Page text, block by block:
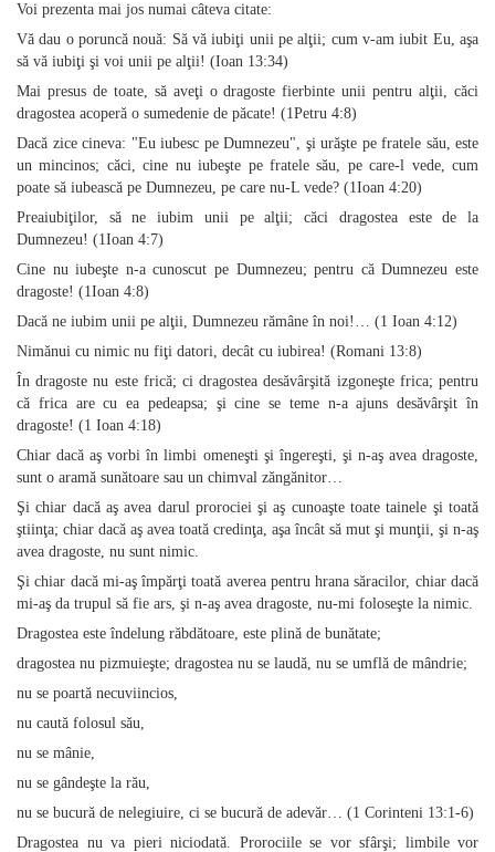
Voi prezenta mai jos numai câteva citate:
Vă dau o poruncă nouă: Să vă iubiţi unii pe alţii; cum v‑am iubit Eu, aşa
să vă iubiţi şi voi unii pe alţii! (Ioan 13:34)
Mai presus de toate, să aveţi o dragoste fierbinte unii pentru alţii, căci
dragostea acoperă o sumedenie de păcate! (1Petru 4:8)
Dacă zice cineva: "Eu iubesc pe Dumnezeu", şi urăşte pe fratele său, este
un mincinos; căci, cine nu iubeşte pe fratele său, pe care‑l vede, cum
poate să iubească pe Dumnezeu, pe care nu‑L vede? (1Ioan 4:20)
Preaiubiţilor, să ne iubim unii pe alţii; căci dragostea este de la
Dumnezeu! (1Ioan 4:7)
Cine nu iubeşte n‑a cunoscut pe Dumnezeu; pentru că Dumnezeu este
dragoste! (1Ioan 4:8)
Dacă ne iubim unii pe alţii, Dumnezeu rămâne în noi!… (1 Ioan 4:12)
Nimănui cu nimic nu fiţi datori, decât cu iubirea! (Romani 13:8)
În dragoste nu este frică; ci dragostea desăvârşită izgoneşte frica; pentru
că frica are cu ea pedeapsa; şi cine se teme n‑a ajuns desăvârşit în
dragoste! (1 Ioan 4:18)
Chiar dacă aş vorbi în limbi omeneşti şi îngereşti, şi n‑aş avea dragoste,
sunt o aramă sunătoare sau un chimval zăngănitor…
Şi chiar dacă aş avea darul prorociei şi aş cunoaşte toate tainele şi toată
ştiinţa; chiar dacă aş avea toată credinţa, aşa încât să mut şi munţii, şi n‑aş
avea dragoste, nu sunt nimic.
Şi chiar dacă mi‑aş împărţi toată averea pentru hrana săracilor, chiar dacă
mi‑aş da trupul să fie ars, şi n‑aş avea dragoste, nu‑mi foloseşte la nimic.
Dragostea este îndelung răbdătoare, este plină de bunătate;
dragostea nu pizmuieşte; dragostea nu se laudă, nu se umflă de mândrie;
nu se poartă necuviincios,
nu caută folosul său,
nu se mânie,
nu se gândeşte la rău,
nu se bucură de nelegiuire, ci se bucură de adevăr… (1 Corinteni 13:1‑6)
Dragostea nu va pieri niciodată. Prorociile se vor sfârşi; limbile vor